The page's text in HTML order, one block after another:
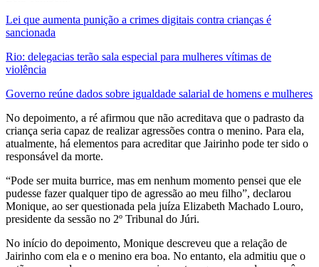
Lei que aumenta punição a crimes digitais contra crianças é
sancionada
Rio: delegacias terão sala especial para mulheres vítimas de
violência
Governo reúne dados sobre igualdade salarial de homens e mulheres
No depoimento, a ré afirmou que não acreditava que o padrasto da
criança seria capaz de realizar agressões contra o menino. Para ela,
atualmente, há elementos para acreditar que Jairinho pode ter sido o
responsável da morte.
“Pode ser muita burrice, mas em nenhum momento pensei que ele
pudesse fazer qualquer tipo de agressão ao meu filho”, declarou
Monique, ao ser questionada pela juíza Elizabeth Machado Louro,
presidente da sessão no 2º Tribunal do Júri.
No início do depoimento, Monique descreveu que a relação de
Jairinho com ela e o menino era boa. No entanto, ela admitiu que o